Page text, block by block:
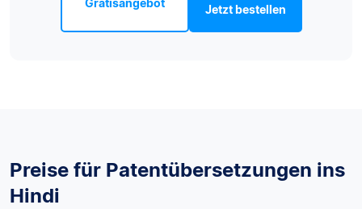
Jetzt bestellen
Preise für Patentübersetzungen ins
Hindi